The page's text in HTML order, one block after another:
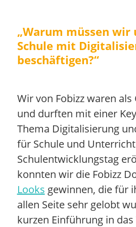
„Warum müssen wir
Schule mit
beschäftigen?“
Wir von Fobizz waren als
und durften mit einer
Thema Digitalisierung
für Schule und
Schulentwicklungstag
konnten wir die Fobizz
Looks gewinnen, die für
allen Seite sehr gelobt
kurzen Einführung in das